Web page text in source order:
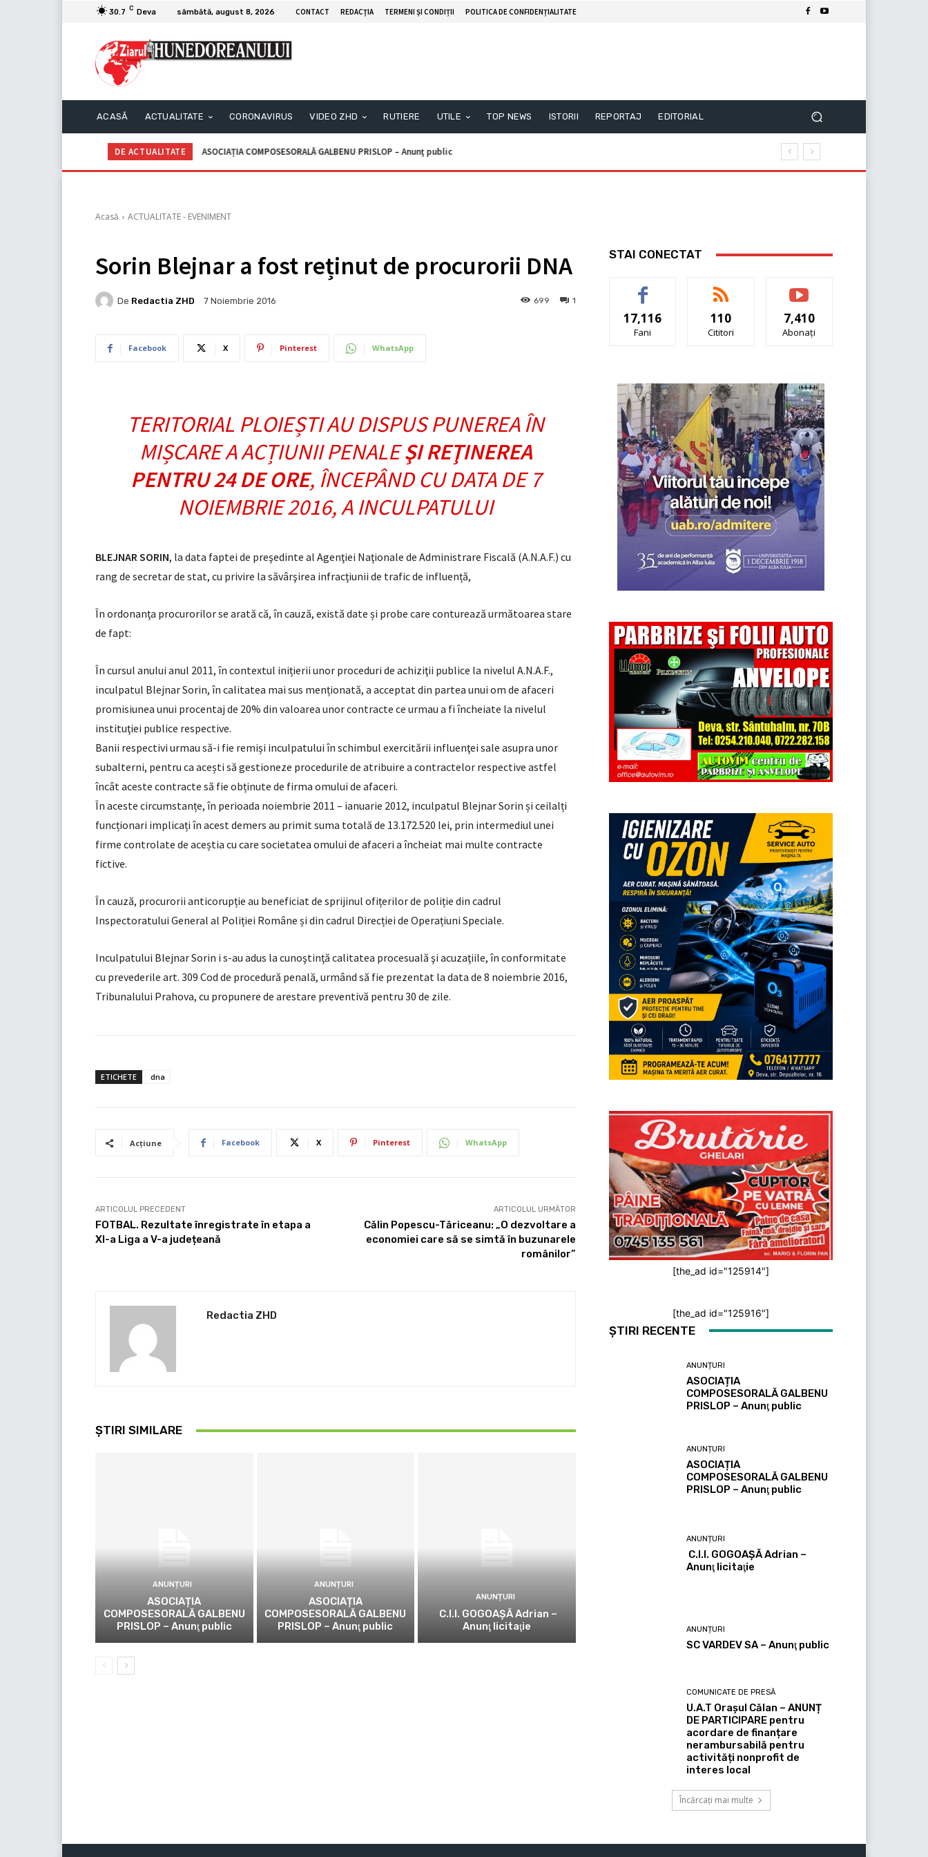
30.7 C Deva sâmbătă, august 8, 2026 CONTACT REDACŢIA TERMENI ȘI CONDIȚII POLITICA DE CONFIDENȚIALITATE
ACASĂ ACTUALITATE CORONAVIRUS VIDEO ZHD RUTIERE UTILE TOP NEWS ISTORII REPORTAJ EDITORIAL
DE ACTUALITATE ASOCIAȚIA COMPOSESORALĂ GALBENU PRISLOP – Anunţ public
C.I.I. GOGOAŞĂ Adrian – Anunţ licitaţie
Acasă ACTUALITATE - EVENIMENT
Sorin Blejnar a fost reținut de procurorii DNA
De Redactia ZHD 7 Noiembrie 2016 1
699
Facebook X Pinterest WhatsApp
TERITORIAL PLOIEȘTI AU DISPUS PUNEREA ÎN
MIȘCARE A ACȚIUNII PENALEŞI REŢINEREA
PENTRU 24 DE ORE, ÎNCEPÂND CU DATA DE 7
NOIEMBRIE 2016, A INCULPATULUI
BLEJNAR SORIN, la data faptei de preşedinte al Agenţiei Naţionale de Administrare Fiscală (A.N.A.F.) cu
rang de secretar de stat, cu privire la săvârşirea infracţiunii de trafic de influență,
În ordonanţa procurorilor se arată că, în cauză, există date și probe care conturează următoarea stare
de fapt:
În cursul anului anul 2011, în contextul inițierii unor proceduri de achiziţii publice la nivelul A.N.A.F.,
inculpatul Blejnar Sorin, în calitatea mai sus menționată, a acceptat din partea unui om de afaceri
promisiunea unui procentaj de 20% din valoarea unor contracte ce urmau a fi încheiate la nivelul
instituţiei publice respective.
Banii respectivi urmau să-i fie remiși inculpatului în schimbul exercitării influenţei sale asupra unor
subalterni, pentru ca acești să gestioneze procedurile de atribuire a contractelor respective astfel
încât aceste contracte să fie obținute de firma omului de afaceri.
În aceste circumstanțe, în perioada noiembrie 2011 – ianuarie 2012, inculpatul Blejnar Sorin și ceilalți
funcționari implicați în acest demers au primit suma totală de 13.172.520 lei, prin intermediul unei
firme controlate de aceștia cu care societatea omului de afaceri a încheiat mai multe contracte
fictive.
În cauză, procurorii anticorupție au beneficiat de sprijinul ofițerilor de poliție din cadrul
Inspectoratului General al Poliției Române și din cadrul Direcției de Operațiuni Speciale.
Inculpatului Blejnar Sorin i s-au adus la cunoştinţă calitatea procesuală şi acuzaţiile, în conformitate
cu prevederile art. 309 Cod de procedură penală, urmând să fie prezentat la data de 8 noiembrie 2016,
Tribunalului Prahova, cu propunere de arestare preventivă pentru 30 de zile.
ETICHETE dna
Acțiune Facebook X Pinterest WhatsApp
ARTICOLUL PRECEDENT
FOTBAL. Rezultate înregistrate în etapa a
XI-a Liga a V-a județeană
ARTICOLUL URMĂTOR
Călin Popescu-Tăriceanu: „O dezvoltare a
economiei care să se simtă în buzunarele
românilor”
Redactia ZHD
ȘTIRI SIMILARE
ANUNȚURI
ASOCIAȚIA
COMPOSESORALĂ GALBENU
PRISLOP – Anunţ public
ANUNȚURI
ASOCIAȚIA
COMPOSESORALĂ GALBENU
PRISLOP – Anunţ public
ANUNȚURI
C.I.I. GOGOAŞĂ Adrian –
Anunţ licitaţie
STAI CONECTAT
17,116
Fani
110
Cititori
7,410
Abonați
[the_ad id="125914"]
[the_ad id="125916"]
ȘTIRI RECENTE
ANUNȚURI
ASOCIAȚIA
COMPOSESORALĂ GALBENU
PRISLOP – Anunţ public
ANUNȚURI
ASOCIAȚIA
COMPOSESORALĂ GALBENU
PRISLOP – Anunţ public
ANUNȚURI
C.I.I. GOGOAŞĂ Adrian –
Anunţ licitaţie
ANUNȚURI
SC VARDEV SA – Anunţ public
COMUNICATE DE PRESĂ
U.A.T Orașul Călan – ANUNȚ
DE PARTICIPARE pentru
acordare de finanțare
nerambursabilă pentru
activități nonprofit de
interes local
Încărcați mai multe